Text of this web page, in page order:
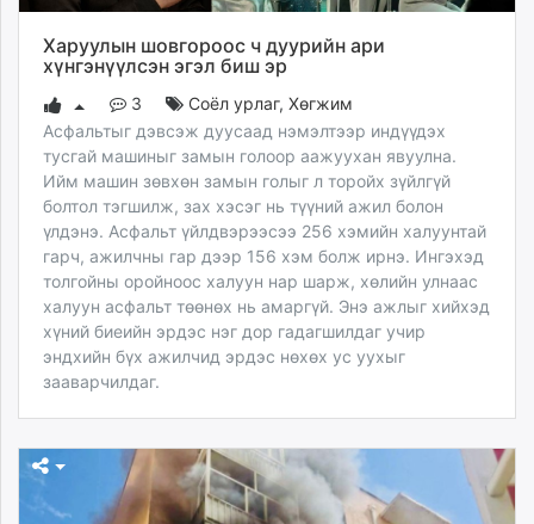
Харуулын шовгороос ч дуурийн ари
хүнгэнүүлсэн эгэл биш эр
3 Соёл урлаг,Хөгжим
Асфальтыг дэвсэж дуусаад нэмэлтээр индүүдэх
тусгай машиныг замын голоор аажуухан явуулна.
Ийм машин зөвхөн замын голыг л торойх зүйлгүй
болтол тэгшилж, зах хэсэг нь түүний ажил болон
үлдэнэ. Асфальт үйлдвэрээсээ 256 хэмийн халуунтай
гарч, ажилчны гар дээр 156 хэм болж ирнэ. Ингэхэд
толгойны оройноос халуун нар шарж, хөлийн улнаас
халуун асфальт төөнөх нь амаргүй. Энэ ажлыг хийхэд
хүний биеийн эрдэс нэг дор гадагшилдаг учир
эндхийн бүх ажилчид эрдэс нөхөх ус уухыг
зааварчилдаг.